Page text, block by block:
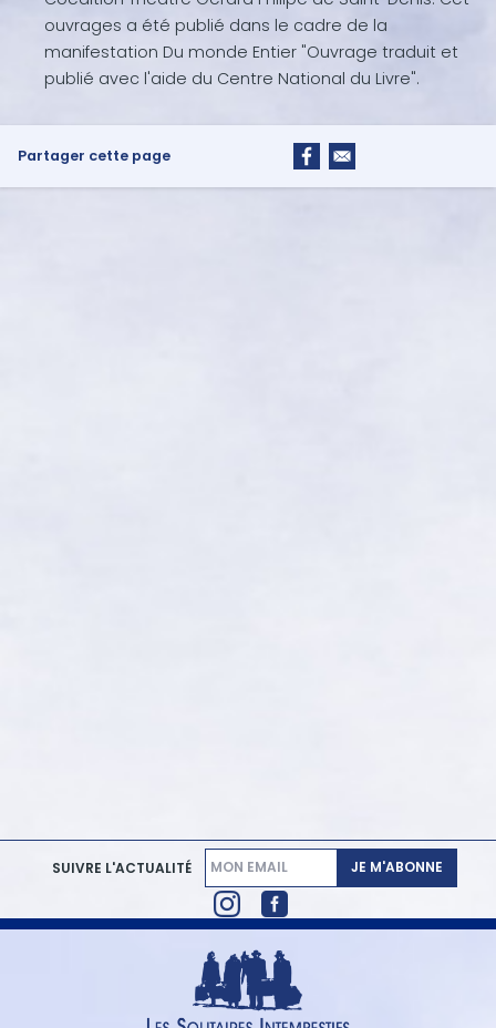
ouvrages a été publié dans le cadre de la
manifestation Du monde Entier "Ouvrage traduit et
publié avec l'aide du Centre National du Livre".
Partager cette page
SUIVRE L'ACTUALITÉ JE M'ABONNE